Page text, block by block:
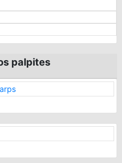
palpites